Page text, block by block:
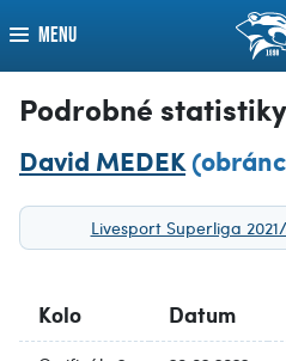
MENU
Podrobné statistiky
David MEDEK
Livesport Superliga
Kolo Datum